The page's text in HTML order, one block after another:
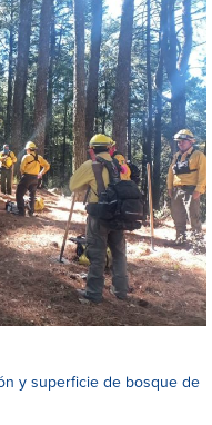
y superficie de bosque de